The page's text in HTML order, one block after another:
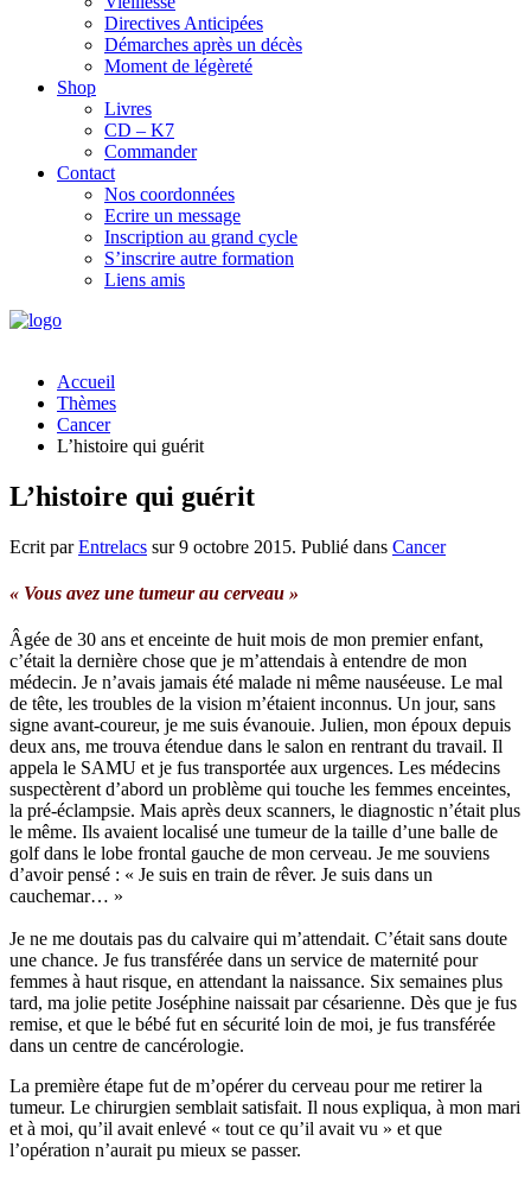
Directives Anticipées
Démarches après un décès
Moment de légèreté
Shop
Livres
CD – K7
Commander
Contact
Nos coordonnées
Ecrire un message
Inscription au grand cycle
S’inscrire autre formation
Liens amis
Accueil
Thèmes
Cancer
L’histoire qui guérit
L’histoire qui guérit
Ecrit parEntrelacs sur9 octobre 2015. Publié dans Cancer
« Vous avez une tumeur au cerveau »
Âgée de 30 ans et enceinte de huit mois de mon premier enfant,
c’était la dernière chose que je m’attendais à entendre de mon
médecin. Je n’avais jamais été malade ni même nauséeuse. Le mal
de tête, les troubles de la vision m’étaient inconnus. Un jour, sans
signe avant-coureur, je me suis évanouie. Julien, mon époux depuis
deux ans, me trouva étendue dans le salon en rentrant du travail. Il
appela le SAMU et je fus transportée aux urgences. Les médecins
suspectèrent d’abord un problème qui touche les femmes enceintes,
la pré-éclampsie. Mais après deux scanners, le diagnostic n’était plus
le même. Ils avaient localisé une tumeur de la taille d’une balle de
golf dans le lobe frontal gauche de mon cerveau. Je me souviens
d’avoir pensé : « Je suis en train de rêver. Je suis dans un
cauchemar… »
Je ne me doutais pas du calvaire qui m’attendait. C’était sans doute
une chance. Je fus transférée dans un service de maternité pour
femmes à haut risque, en attendant la naissance. Six semaines plus
tard, ma jolie petite Joséphine naissait par césarienne. Dès que je fus
remise, et que le bébé fut en sécurité loin de moi, je fus transférée
dans un centre de cancérologie.
La première étape fut de m’opérer du cerveau pour me retirer la
tumeur. Le chirurgien semblait satisfait. Il nous expliqua, à mon mari
et à moi, qu’il avait enlevé « tout ce qu’il avait vu » et que
l’opération n’aurait pu mieux se passer.